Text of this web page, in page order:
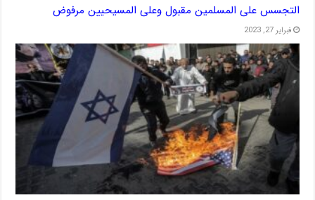
التجسس على المسلمين مقبول وعلى المسيحيين مرفوض
فبراير 27, 2023